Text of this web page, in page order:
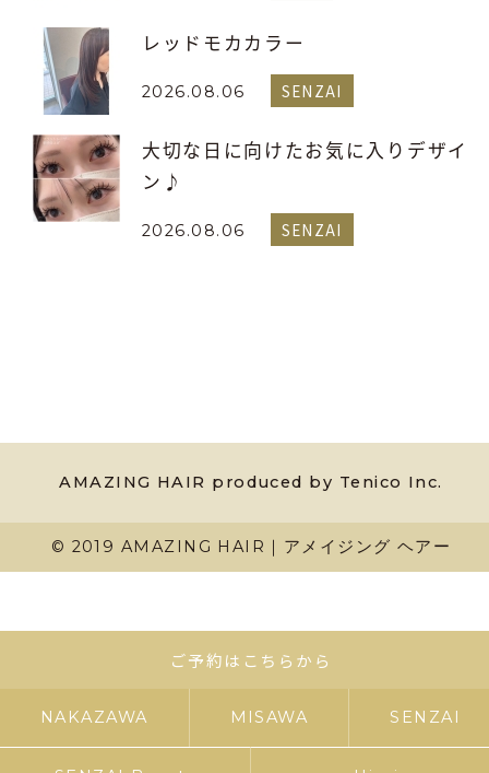
レッドモカカラー
2026.08.06 SENZAI
大切な日に向けたお気に入りデザイ
ン♪
2026.08.06 SENZAI
AMAZING HAIR produced by Tenico Inc.
© 2019 AMAZING HAIR｜アメイジング ヘアー
ご予約はこちらから
NAKAZAWA MISAWA SENZAI